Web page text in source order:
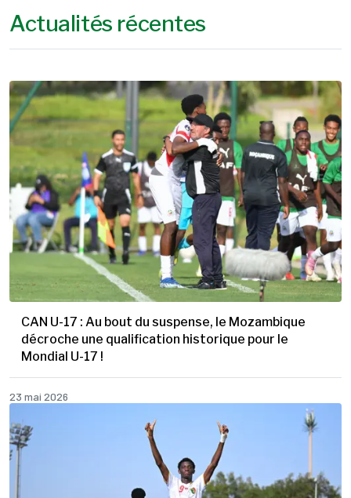
Actualités récentes
CAN U-17 : Au bout du suspense, le Mozambique
décroche une qualification historique pour le
Mondial U-17 !
23 mai 2026